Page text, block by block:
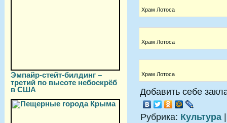
Эмпайр-стейт-билдинг –
третий по высоте небоскрёб
в США
Храм Лотоса
Храм Лотоса
Храм Лотоса
Добавить себе
Рубрика: Культура